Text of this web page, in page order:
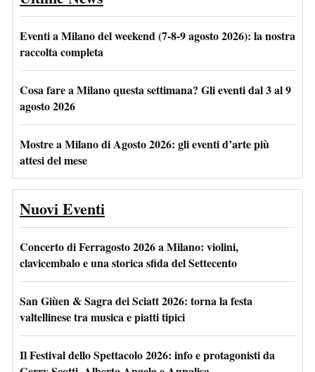
Eventi a Milano del weekend (7-8-9 agosto 2026): la nostra
raccolta completa
Cosa fare a Milano questa settimana? Gli eventi dal 3 al 9
agosto 2026
Mostre a Milano di Agosto 2026: gli eventi d’arte più
attesi del mese
Nuovi Eventi
Concerto di Ferragosto 2026 a Milano: violini,
clavicembalo e una storica sfida del Settecento
San Giùen & Sagra dei Sciatt 2026: torna la festa
valtellinese tra musica e piatti tipici
Il Festival dello Spettacolo 2026: info e protagonisti da